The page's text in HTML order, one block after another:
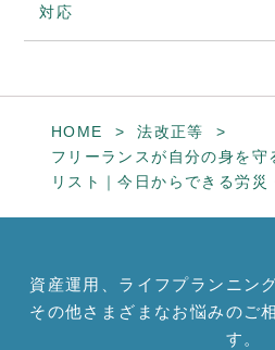
対応
HOME
法改正等
フリーランスが自分の身を守
リスト｜今日からできる労災
資産運用、ライフプランニン
その他さまざまなお悩みのご
す。